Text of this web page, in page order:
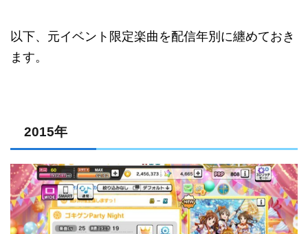
以下、元イベント限定楽曲を配信年別に纏めておき
ます。
2015年